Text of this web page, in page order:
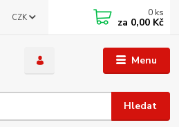
Menu
CZK
Hledat
0 ks
za 0,00 Kč